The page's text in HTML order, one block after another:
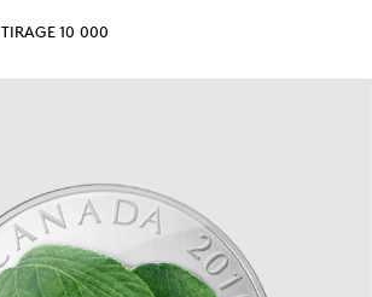
TIRAGE 10 000